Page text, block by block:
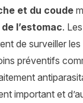
et du coude
l’estomac. Les
de surveiller
préventifs
important et